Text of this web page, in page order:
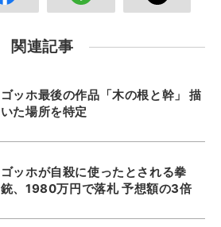
関連記事
ゴッホ最後の作品「木の根と幹」 描
いた場所を特定
ゴッホが自殺に使ったとされる拳
銃、1980万円で落札 予想額の3倍